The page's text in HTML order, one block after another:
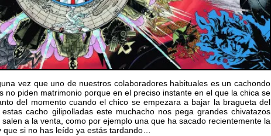
vez que uno de nuestros colaboradores habituales es un cachondo
no piden matrimonio porque en el preciso instante en el que la chica se
del momento cuando el chico se empezara a bajar la bragueta del
cacho gilipolladas este muchacho nos pega grandes chivatazos
a la venta, como por ejemplo una que ha sacado recientemente la
que si no has leído ya estás tardando…